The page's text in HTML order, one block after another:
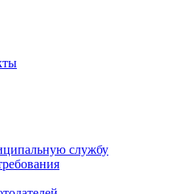
службу